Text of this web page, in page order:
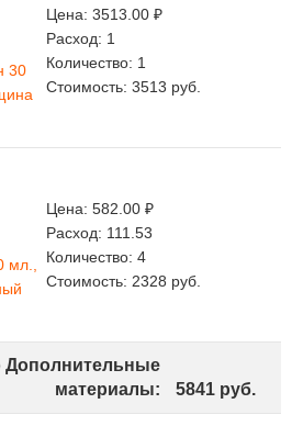
30
Цена: 3513.00 ₽
Расход: 1
Количество: 1
Стоимость: 3513 руб.
мл.,
Цена: 582.00 ₽
Расход: 111.53
Количество: 4
Стоимость: 2328 руб.
Дополнительные
материалы:
5841 руб.